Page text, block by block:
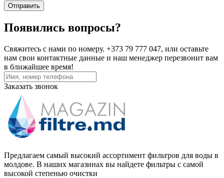
Отправить
Появились вопросы?
Свяжитесь с нами по номеру. +373 79 777 047, или оставьте
нам свои контактные данные и наш менеджер перезвонит вам
в ближайшее время!
Заказать звонок
Предлагаем самый высокий ассортимент фильтров для воды в
молдове. В наших магазинах вы найдете фильтры с самой
высокой степенью очистки